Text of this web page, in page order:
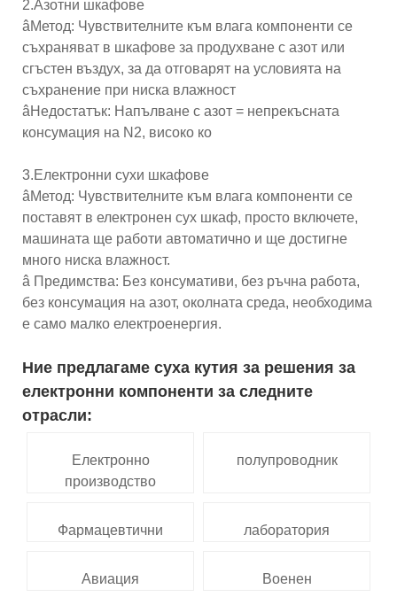
2.Азотни шкафове
âМетод: Чувствителните към влага компоненти се
съхраняват в шкафове за продухване с азот или
сгъстен въздух, за да отговарят на условията на
съхранение при ниска влажност
âНедостатък: Напълване с азот = непрекъсната
консумация на N2, високо ко
3.Електронни сухи шкафове
âМетод: Чувствителните към влага компоненти се
поставят в електронен сух шкаф, просто включете,
машината ще работи автоматично и ще достигне
много ниска влажност.
â Предимства: Без консумативи, без ръчна работа,
без консумация на азот, околната среда, необходима
е само малко електроенергия.
Ние предлагаме суха кутия за решения за
електронни компоненти за следните
отрасли:
Електронно
производство
полупроводник
Фармацевтични лаборатория
Авиация Военен